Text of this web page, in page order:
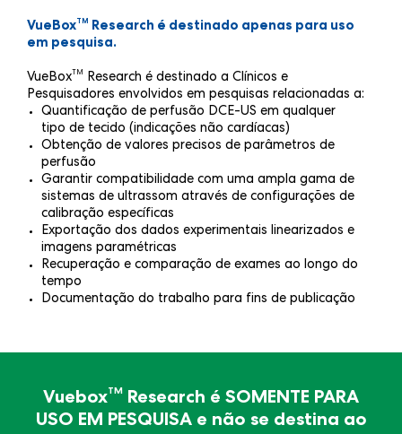
VueBox TM
Research é destinado apenas para uso
em pesquisa.
VueBox TM
Research é destinado a Clínicos e
Pesquisadores envolvidos em pesquisas relacionadas a:
Quantificação de perfusão DCE-US em qualquer
tipo de tecido (indicações não cardíacas)
Obtenção de valores precisos de parâmetros de
perfusão
Garantir compatibilidade com uma ampla gama de
sistemas de ultrassom através de configurações de
calibração específicas
Exportação dos dados experimentais linearizados e
imagens paramétricas
Recuperação e comparação de exames ao longo do
tempo
Documentação do trabalho para fins de publicação
VueboxTM Research é SOMENTE PARA
USO EM PESQUISA e não se destina ao
Somente para uso em pesquisa – Não
para diagnóstico clínico